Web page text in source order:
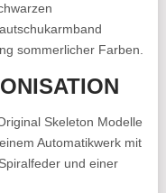
sommerlicher Farben.
Skeleton Modelle
Automatikwerk mit
und einer